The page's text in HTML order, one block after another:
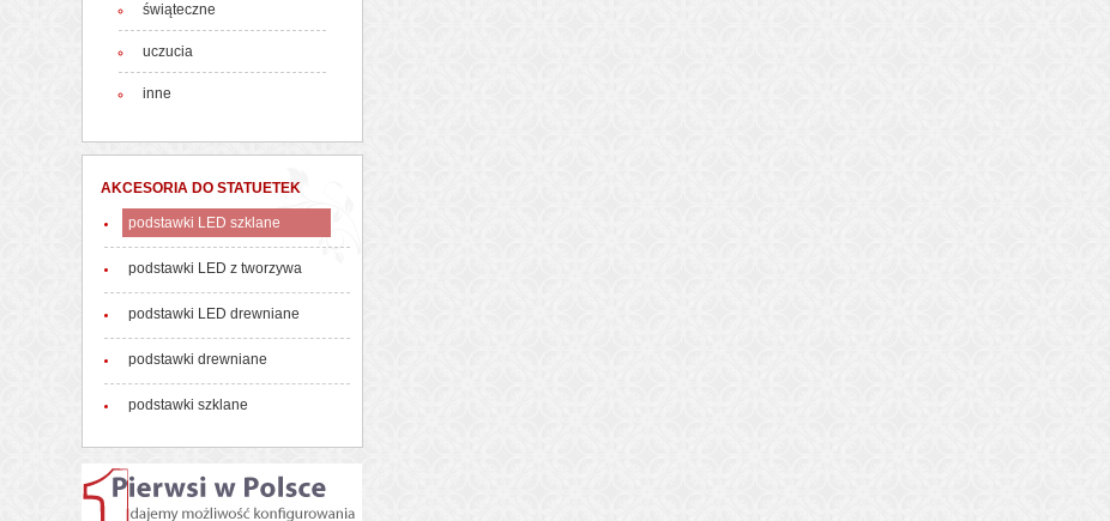
świąteczne
uczucia
inne
AKCESORIA DO STATUETEK
podstawki LED szklane
podstawki LED z tworzywa
podstawki LED drewniane
podstawki drewniane
podstawki szklane